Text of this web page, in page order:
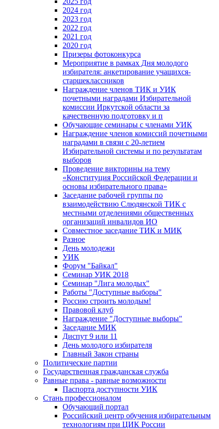
2024 год
2023 год
2022 год
2021 год
2020 год
Призеры фотоконкурса
Мероприятие в рамках Дня молодого
избирателя: анкетирование учащихся-
старшеклассников
Награждение членов ТИК и УИК
почетными наградами Избирательной
комиссии Иркутской области за
качественную подготовку и п
Обучающие семинары с членами УИК
Награждение членов комиссий почетными
наградами в связи с 20-летием
Избирательной системы и по результатам
выборов
Проведение викторины на тему
«Конституция Российской Федерации и
основы избирательного права»
Заседание рабочей группы по
взаимодействию Слюдянской ТИК с
местными отделениями общественных
организаций инвалидов ИО
Совместное заседание ТИК и МИК
Разное
День молодежи
УИК
Форум "Байкал"
Семинар УИК 2018
Семинар "Лига молодых"
Работы "Доступные выборы"
Россию строить молодым!
Правовой клуб
Награждение "Доступные выборы"
Заседание МИК
Диспут 9 или 11
День молодого избирателя
Главный Закон страны
Политические партии
Государственная гражданская служба
Равные права - равные возможности
Паспорта доступности УИК
Стань профессионалом
Обучающий портал
Российский центр обучения избирательным
технологиям при ЦИК России